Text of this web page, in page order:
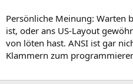
Persönliche Meinung: Warten
ist, oder ans US-Layout
von löten hast. ANSI ist gar
Klammern zum